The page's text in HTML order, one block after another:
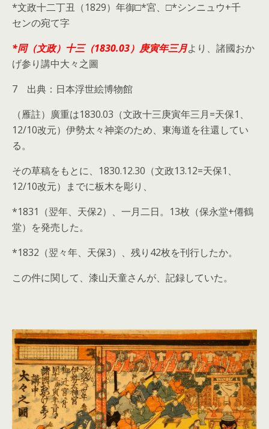
*文政十二丁丑（1829）年御□*宮、□*シンニュウ+千
センの宛て字
*同（文政） 十三（1830.03）庚寅年三月より、諸國おか
げ参り講中大々之圖
7 出典：日本浮世絵博物館
（雁註）廣重は1830.03（文政十三庚寅年三月=天保1、
12/10改元）伊勢太々神楽のため、東海道を往還してい
る。
その草稿をもとに、1830.12.30（文政13.12=天保1、
12/10改元）までに板木を彫り、
*1831（翌年、天保2）、一月二日。13枚（保永堂+僊鶴
堂）を発売した。
*1832（翌々年、天保3）、残り42枚を刊行したか。
この件に関して、漆山天童さんが、記録していた。